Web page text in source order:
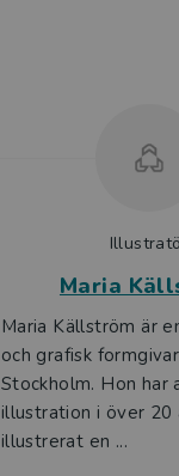
Maria
Maria Källström är
och grafisk
Stockholm. Hon har
illustration i över 20
illustrerat en ...